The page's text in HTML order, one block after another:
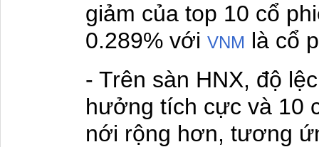
giảm của top 10 cổ
0.289% với VNM là cổ
- Trên sàn HNX, độ
hưởng tích cực và 10
nới rộng hơn, tương